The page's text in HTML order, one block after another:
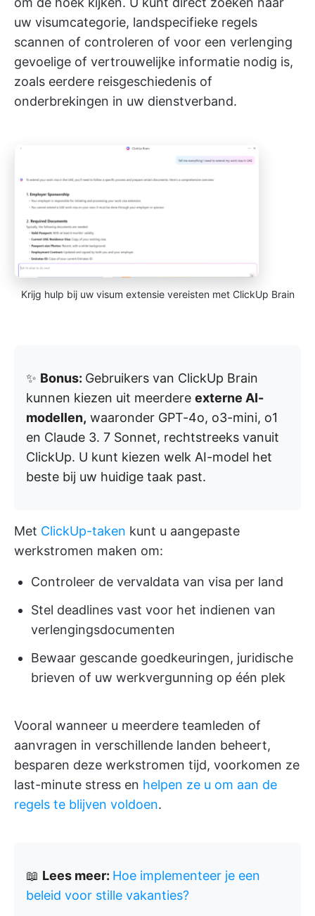
uw visumcategorie, landspecifieke regels
scannen of controleren of voor een verlenging
gevoelige of vertrouwelijke informatie nodig is,
zoals eerdere reisgeschiedenis of
onderbrekingen in uw dienstverband.
Krijg hulp bij uw visum extensie vereisten met ClickUp Brain
✨ Bonus: Gebruikers van ClickUp Brain
kunnen kiezen uit meerdere externe AI-
modellen, waaronder GPT-4o, o3-mini, o1
en Claude 3. 7 Sonnet, rechtstreeks vanuit
ClickUp. U kunt kiezen welk AI-model het
beste bij uw huidige taak past.
Met ClickUp-taken kunt u aangepaste
werkstromen maken om:
Controleer de vervaldata van visa per land
Stel deadlines vast voor het indienen van
verlengingsdocumenten
Bewaar gescande goedkeuringen, juridische
brieven of uw werkvergunning op één plek
Vooral wanneer u meerdere teamleden of
aanvragen in verschillende landen beheert,
besparen deze werkstromen tijd, voorkomen ze
last-minute stress en helpen ze u om aan de
regels te blijven voldoen.
📖 Lees meer: Hoe implementeer je een
beleid voor stille vakanties?